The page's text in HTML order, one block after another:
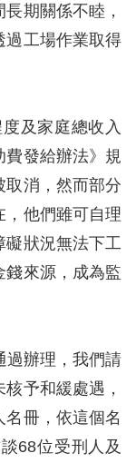
期關係不睦，
過工場作業取得
及家庭總收入
發給辦法》規
取消，然而部分
，他們雖可自理
狀況無法下工
錢來源，成為監
過辦理，我們請
予和緩處遇，
冊，依這個名
68位受刑人及